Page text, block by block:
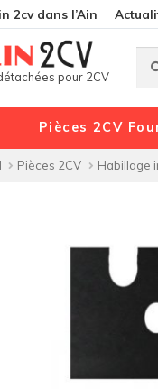
2cv dans l’Ain
pour 2CV
Pièces 2CV
Pièces 2CV Habillage